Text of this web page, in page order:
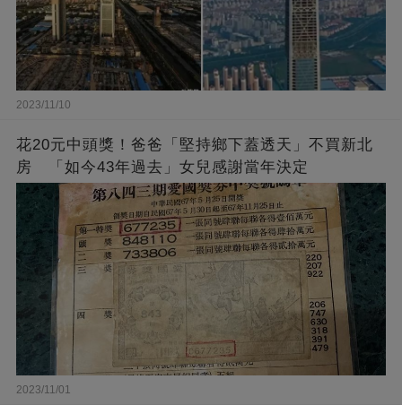
2023/11/10
花20元中頭獎！爸爸「堅持鄉下蓋透天」不買新北
房 「如今43年過去」女兒感謝當年決定
2023/11/01